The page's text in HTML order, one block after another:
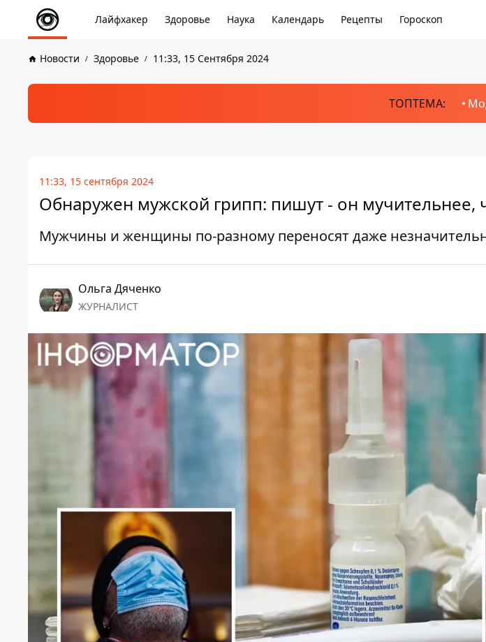
Лайфхакер Здоровье Наука Календарь Рецепты Гороскоп
Новости Здоровье 11:33, 15 Сентября 2024
ТОПТЕМА:
11:33, 15 сентября 2024
Обнаружен мужской грипп: пишут - он мучительнее,
Мужчины и женщины по-разному переносят даже
Ольга Дяченко
ЖУРНАЛИСТ